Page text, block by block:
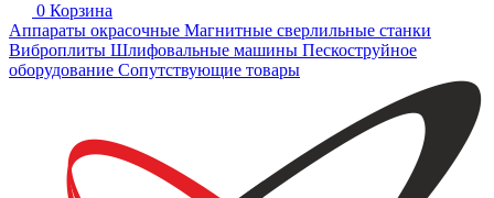
0 Корзина
Аппараты окрасочные Магнитные сверлильные станки
Виброплиты Шлифовальные машины Пескоструйное
оборудование Сопутствующие товары